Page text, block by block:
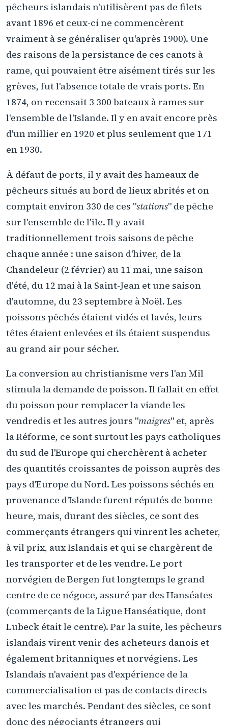
pêcheurs islandais n'utilisèrent pas de filets
avant 1896 et ceux-ci ne commencèrent
vraiment à se généraliser qu'après 1900). Une
des raisons de la persistance de ces canots à
rame, qui pouvaient être aisément tirés sur les
grèves, fut l'absence totale de vrais ports. En
1874, on recensait 3 300 bateaux à rames sur
l'ensemble de l'Islande. Il y en avait encore près
d'un millier en 1920 et plus seulement que 171
en 1930.
À défaut de ports, il y avait des hameaux de
pêcheurs situés au bord de lieux abrités et on
comptait environ 330 de ces "stations" de pêche
sur l'ensemble de l'île. Il y avait
traditionnellement trois saisons de pêche
chaque année : une saison d'hiver, de la
Chandeleur (2 février) au 11 mai, une saison
d'été, du 12 mai à la Saint-Jean et une saison
d'automne, du 23 septembre à Noël. Les
poissons pêchés étaient vidés et lavés, leurs
têtes étaient enlevées et ils étaient suspendus
au grand air pour sécher.
La conversion au christianisme vers l'an Mil
stimula la demande de poisson. Il fallait en effet
du poisson pour remplacer la viande les
vendredis et les autres jours "maigres" et, après
la Réforme, ce sont surtout les pays catholiques
du sud de l'Europe qui cherchèrent à acheter
des quantités croissantes de poisson auprès des
pays d'Europe du Nord. Les poissons séchés en
provenance d'Islande furent réputés de bonne
heure, mais, durant des siècles, ce sont des
commerçants étrangers qui vinrent les acheter,
à vil prix, aux Islandais et qui se chargèrent de
les transporter et de les vendre. Le port
norvégien de Bergen fut longtemps le grand
centre de ce négoce, assuré par des Hanséates
(commerçants de la Ligue Hanséatique, dont
Lubeck était le centre). Par la suite, les pêcheurs
islandais virent venir des acheteurs danois et
également britanniques et norvégiens. Les
Islandais n'avaient pas d'expérience de la
commercialisation et pas de contacts directs
avec les marchés. Pendant des siècles, ce sont
donc des négociants étrangers qui